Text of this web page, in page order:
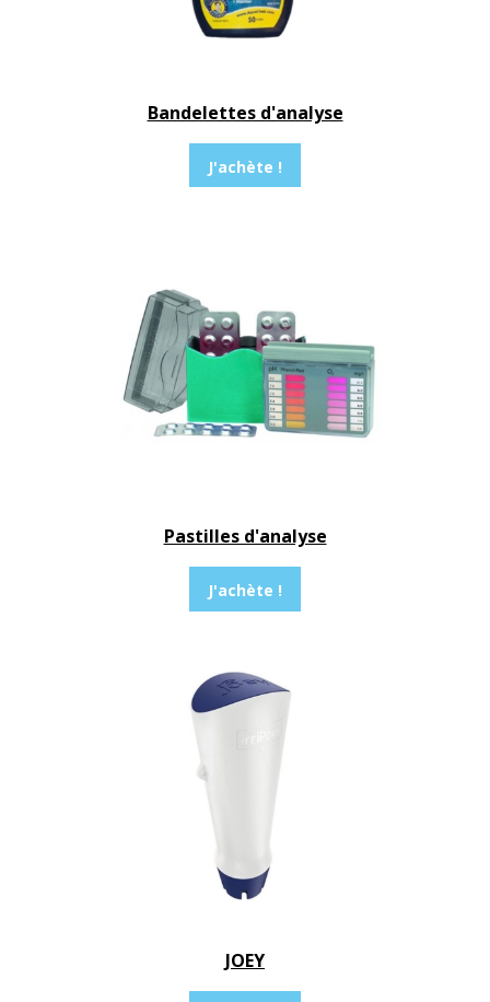
Bandelettes d'analyse
J'achète !
Pastilles d'analyse
J'achète !
JOEY